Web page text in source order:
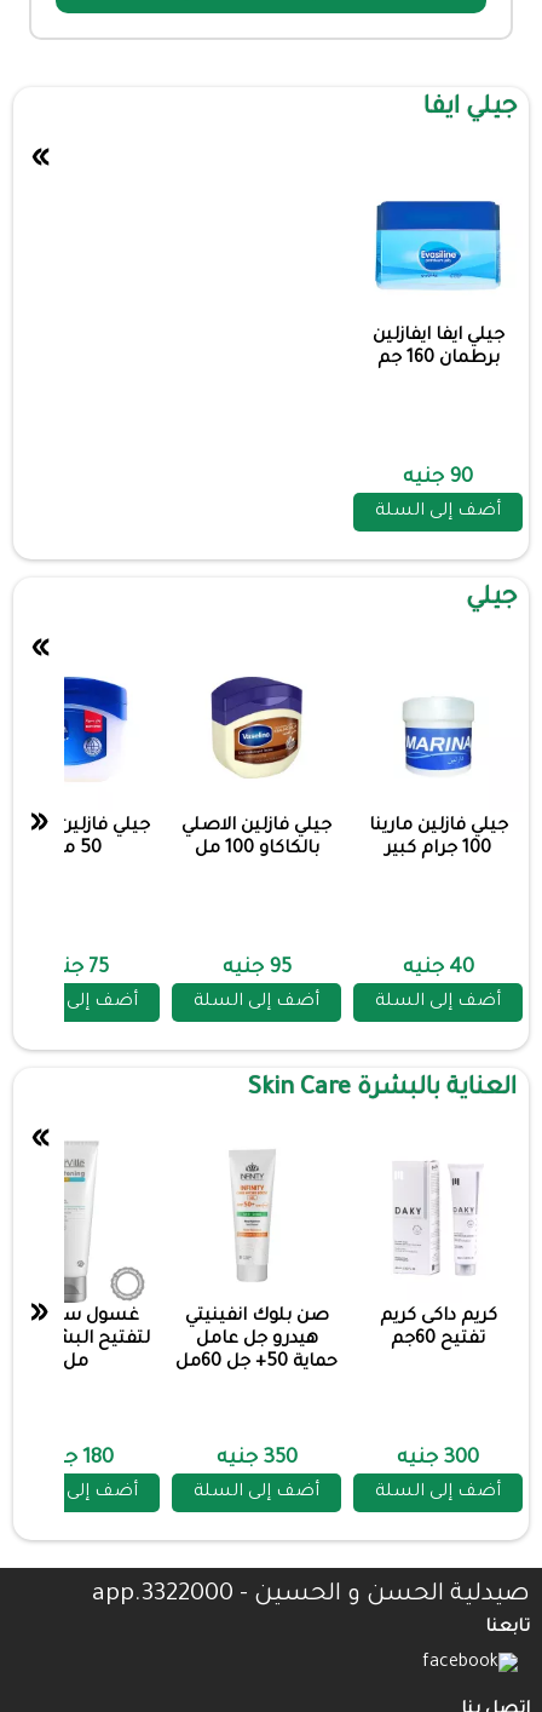
جيلي ايفا
جيلي ايفا ايفازلين
برطمان 160 جم
90 جنيه
أضف إلى السلة
»
جيلي
جيلي فازلين مارينا
100 جرام كبير
40 جنيه
أضف إلى السلة
جيلي فازلين الاصلي
بالكاكاو 100 مل
95 جنيه
أضف إلى السلة
جيلي فازلين الاصلي
50 مل
75 جنيه
أضف إلى السلة
»
«
العناية بالبشرة Skin Care
كريم داكى كريم
تفتيح 60جم
300 جنيه
أضف إلى السلة
صن بلوك انفينيتي
هيدرو جل عامل
حماية 50+ جل 60مل
350 جنيه
أضف إلى السلة
غسول ستارفيل
مل
180 جنيه
أضف إلى السلة
»
«
صيدلية الحسن و الحسين - 3322000.app
تابعنا